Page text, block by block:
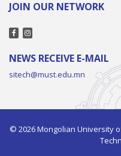
JOIN OUR NETWORK
NEWS RECEIVE E-MAIL
sitech@must.edu.mn
© 2026 Mongolian University